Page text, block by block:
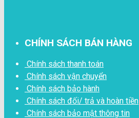
CHÍNH SÁCH BÁN HÀNG
Chính sách thanh toán
Chính sách vận chuyển
Chính sách bảo hành
Chính sách đối/ trả và hoàn tiền
Chính sách bảo mật thông tin